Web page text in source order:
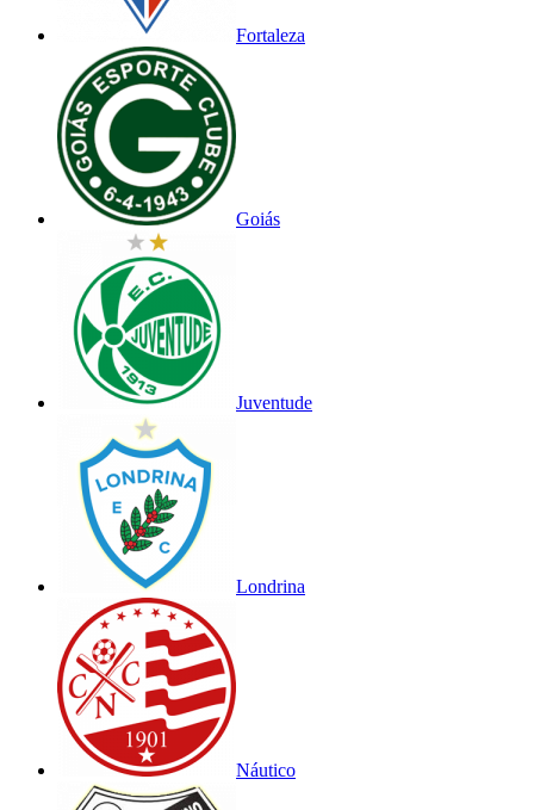
Fortaleza
Goiás
Juventude
Londrina
Náutico